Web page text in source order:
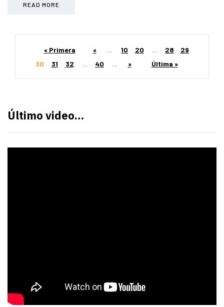
READ MORE
« Primera « ... 10 20 ... 28
29
30
31 32 ... 40 ... » Última »
Último video…